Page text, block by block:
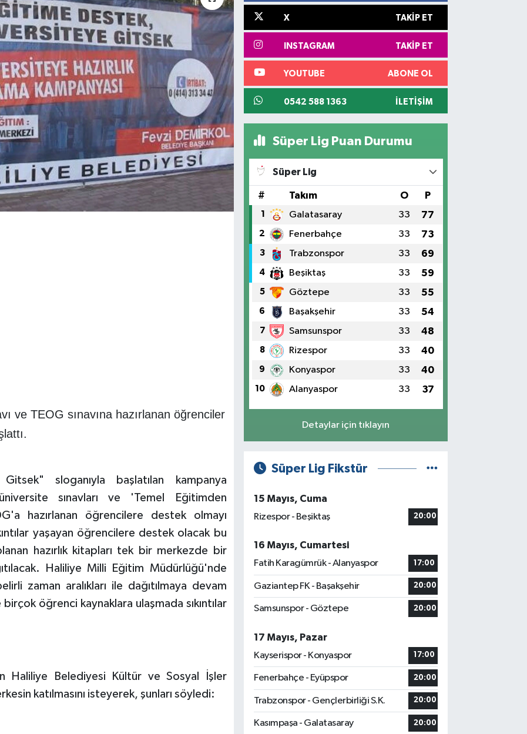
ve TEOG sınavına hazırlanan öğrenciler
sloganıyla başlatılan kampanya
sınavları ve 'Temel Eğitimden
hazırlanan öğrencilere destek olmayı
yaşayan öğrencilere destek olacak bu
hazırlık kitapları tek bir merkezde bir
Haliliye Milli Eğitim Müdürlüğü'nde
zaman aralıkları ile dağıtılmaya devam
öğrenci kaynaklara ulaşmada sıkıntılar
Haliliye Belediyesi Kültür ve Sosyal İşler
katılmasını isteyerek, şunları söyledi:
X TAKIP ET
INSTAGRAM TAKIP ET
YOUTUBE ABONE OL
0542 588 1363 İLETIŞIM
Süper Lig Puan Durumu
Süper Lig
# Takım O P
1 Galatasaray 33 77
2 Fenerbahçe 33 73
3 Trabzonspor 33 69
4 Beşiktaş 33 59
5 Göztepe 33 55
6 Başakşehir 33 54
7 Samsunspor 33 48
8 Rizespor 33 40
9 Konyaspor 33 40
10 Alanyaspor 33 37
Detaylar için tıklayın
Süper Lig Fikstür
15 Mayıs, Cuma
Rizespor - Beşiktaş
20:00
16 Mayıs, Cumartesi
Fatih Karagümrük - Alanyaspor
17:00
Gaziantep FK - Başakşehir 20:00
Samsunspor - Göztepe 20:00
17 Mayıs, Pazar
Kayserispor - Konyaspor
17:00
Fenerbahçe - Eyüpspor 20:00
Trabzonspor - Gençlerbirliği S.K. 20:00
Kasımpaşa - Galatasaray 20:00